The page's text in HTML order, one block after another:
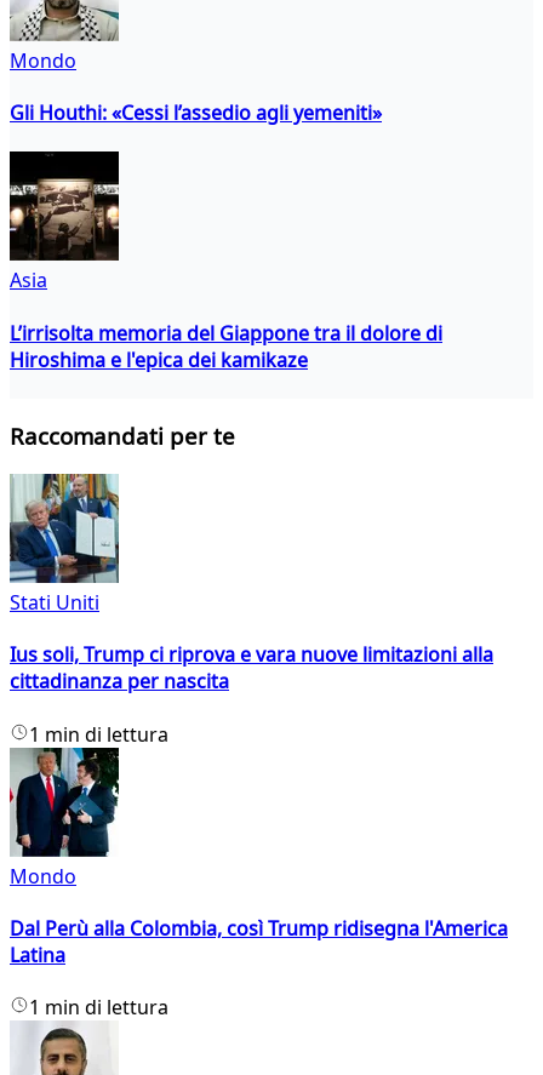
Mondo
Gli Houthi: «Cessi l’assedio agli yemeniti»
Asia
L’irrisolta memoria del Giappone tra il dolore di
Hiroshima e l'epica dei kamikaze
Raccomandati per te
Stati Uniti
Ius soli, Trump ci riprova e vara nuove limitazioni alla
cittadinanza per nascita
1 min di lettura
Mondo
Dal Perù alla Colombia, così Trump ridisegna l'America
Latina
1 min di lettura